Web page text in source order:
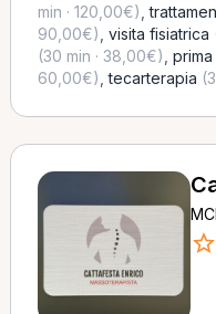
min · 120,00€) ,
90,00€) visita fisiatrica
(30 min · 38,00€)
60,00€) ,tecarterapia